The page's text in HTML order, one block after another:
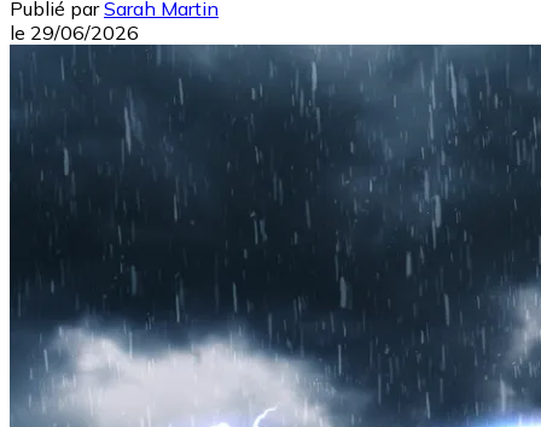
Publié par Sarah Martin
le 29/06/2026